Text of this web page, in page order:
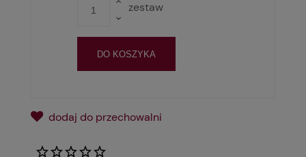
zestaw
DO KOSZYKA
dodaj do przechowalni